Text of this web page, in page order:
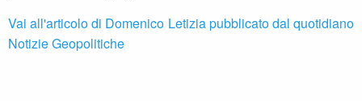
Vai all'articolo di Domenico Letizia pubblicato dal quotidiano
Notizie Geopolitiche